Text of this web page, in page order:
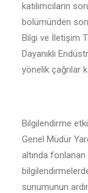
katılımcıların
bölümünden
Bilgi ve İletişim
Dayanıklı
yönelik çağrılar
Bilgilendirme
Genel Müdür
altında
sunumunun